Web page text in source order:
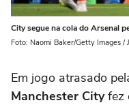
City segue na cola do Arsenal
Foto: Naomi Baker/Getty Images /
Em jogo atrasado
Manchester Cityfez